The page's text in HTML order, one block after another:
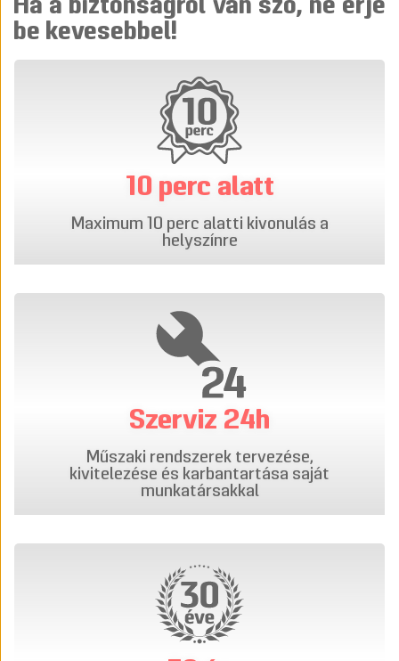
Ha a biztonságról van szó, ne érje
be kevesebbel!
10 perc alatt
Maximum 10 perc alatti kivonulás a
helyszínre
Szerviz 24h
Műszaki rendszerek tervezése,
kivitelezése és karbantartása saját
munkatársakkal